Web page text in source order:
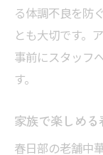
る体調不良を防
とも大切です。
事前にスタッフ
す。
家族で楽しめ
春日部の老舗中